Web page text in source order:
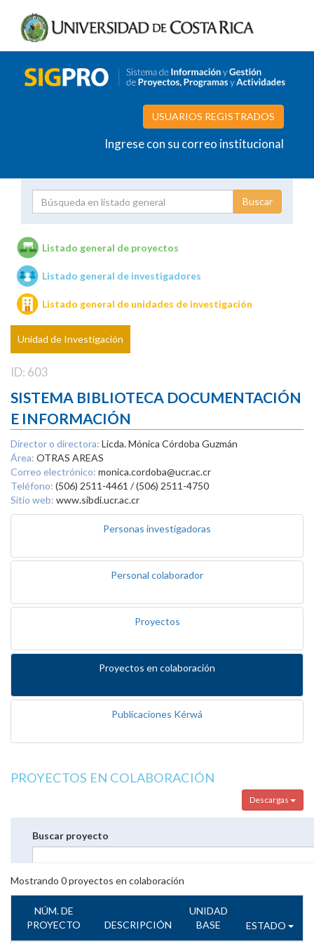
USUARIOS REGISTRADOS
Ingrese con su correo institucional
Unidades de investigación
Listado general de proyectos
Listado general de investigadores
Listado general de unidades de investigación
Unidad de Investigación
ID: 603
SISTEMA BIBLIOTECA DOCUMENTACIÓN
E INFORMACIÓN
Director o directora: Licda. Mónica Córdoba Guzmán
Área: OTRAS AREAS
Correo electrónico: monica.cordoba@ucr.ac.cr
Teléfono: (506) 2511-4461 / (506) 2511-4750
Sitio web: www.sibdi.ucr.ac.cr
Personas investigadoras
Personal colaborador
Proyectos
Proyectos en colaboración
Publicaciones Kérwá
PROYECTOS EN COLABORACIÓN
Descargas
Buscar proyecto
Mostrando 0proyectos en colaboración
NÚM. DE
PROYECTO
DESCRIPCIÓN
UNIDAD
BASE
ESTADO